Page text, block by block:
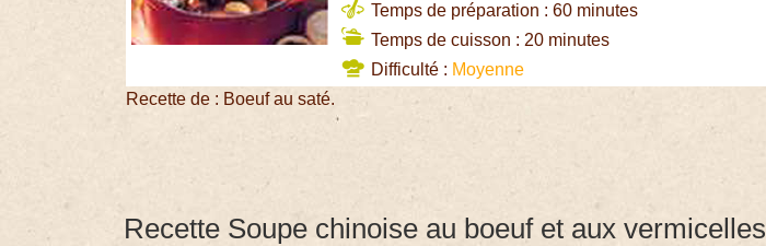
Temps de préparation : 60 minutes
Temps de cuisson : 20 minutes
Difficulté : Moyenne
Recette de : Boeuf au saté.
Recette Soupe chinoise au boeuf et aux vermicelles